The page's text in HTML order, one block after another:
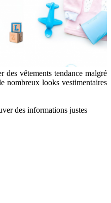
des vêtements tendance malgré
nombreux looks vestimentaires
des informations justes